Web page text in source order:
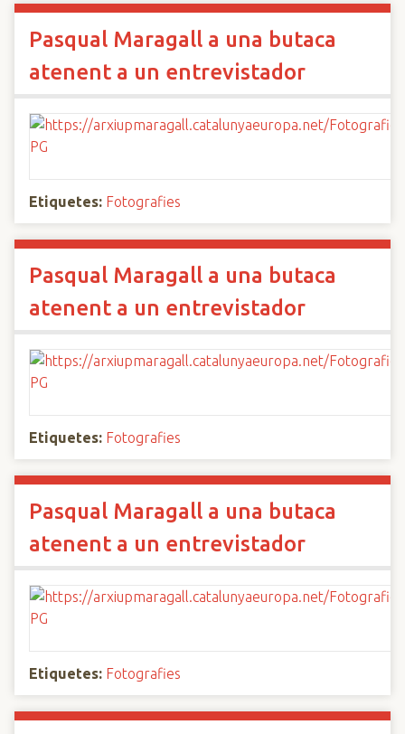
Pasqual Maragall a una butaca
atenent a un entrevistador
Etiquetes: Fotografies
Pasqual Maragall a una butaca
atenent a un entrevistador
Etiquetes: Fotografies
Pasqual Maragall a una butaca
atenent a un entrevistador
Etiquetes: Fotografies